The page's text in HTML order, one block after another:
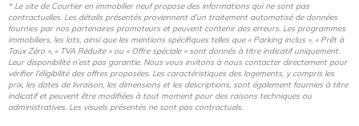
* Le site de Courtier en immobilier neuf propose des informations qui ne sont pas
contractuelles. Les détails présentés proviennent d’un traitement automatisé de données
fournies par nos partenaires promoteurs et peuvent contenir des erreurs. Les programmes
immobiliers, les lots, ainsi que les mentions spécifiques telles que « Parking inclus », « Prêt à
Taux Zéro », « TVA Réduite » ou « Offre spéciale » sont donnés à titre indicatif uniquement.
Leur disponibilité n’est pas garantie. Nous vous invitons à nous contacter directement pour
vérifier l’éligibilité des offres proposées. Les caractéristiques des logements, y compris les
prix, les dates de livraison, les dimensions et les descriptions, sont également fournies à titre
indicatif et peuvent être modifiées à tout moment pour des raisons techniques ou
administratives. Les visuels présentés ne sont pas contractuels.